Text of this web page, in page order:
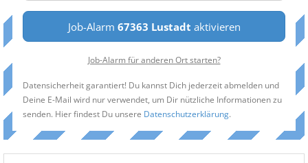
Job-Alarm 67363 Lustadt aktivieren
Job-Alarm für anderen Ort starten?
Datensicherheit garantiert! Du kannst Dich jederzeit abmelden und
Deine E-Mail wird nur verwendet, um Dir nützliche Informationen zu
senden. Hier findest Du unsere Datenschutzerklärung.